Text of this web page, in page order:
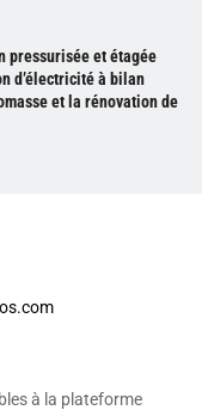
pressurisée et étagée
d’électricité à bilan
et la rénovation de
à la plateforme